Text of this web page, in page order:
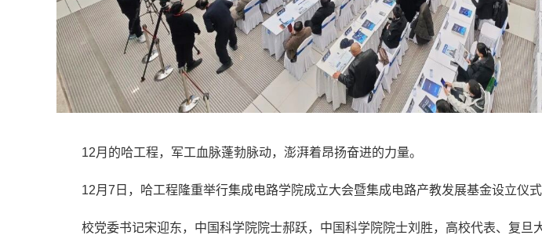
12月的哈工程，军工血脉蓬勃脉动，澎湃着昂扬奋进的力量。
12月7日，哈工程隆重举行集成电路学院成立大会暨集成电路产教发展基金设立仪式
校党委书记宋迎东，中国科学院院士郝跃，中国科学院院士刘胜，高校代表、复旦